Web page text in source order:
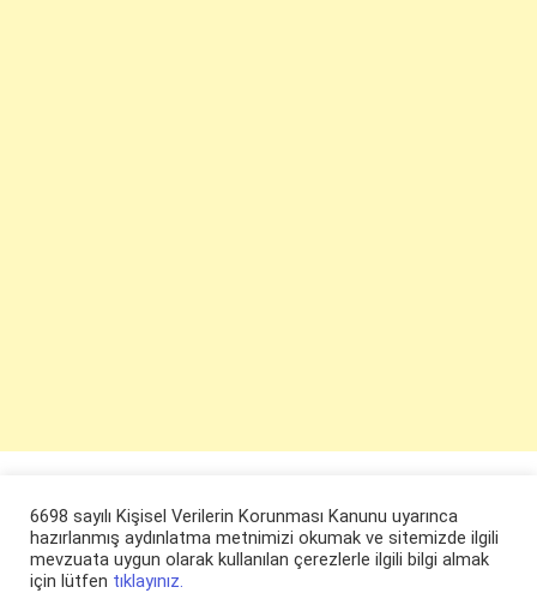
6698 sayılı Kişisel Verilerin Korunması Kanunu uyarınca
hazırlanmış aydınlatma metnimizi okumak ve sitemizde ilgili
mevzuata uygun olarak kullanılan çerezlerle ilgili bilgi almak
için lütfen tıklayınız.